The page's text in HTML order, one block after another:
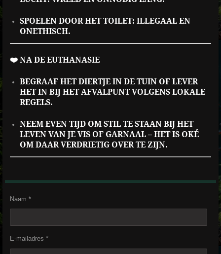
SPOELEN DOOR HET TOILET: ILLEGAAL EN
ONETHISCH.
❤️ NA DE EUTHANASIE
BEGRAAF HET DIERTJE IN DE TUIN OF LEVER
HET IN BIJ HET AFVALPUNT VOLGENS LOKALE
REGELS.
NEEM EVEN TIJD OM STIL TE STAAN BIJ HET
LEVEN VAN JE VIS OF GARNAAL – HET IS OKÉ
OM DAAR VERDRIETIG OVER TE ZIJN.
Naam *
E-mailadres *